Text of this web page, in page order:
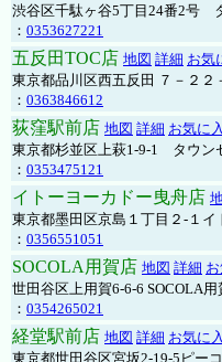
渋谷区千駄ヶ谷5丁目24番2号
： 0353627221
五反田TOC店 地図 詳細 お気
東京都品川区西五反田 ７－２２
： 0363846612
荻窪駅前店 地図 詳細 お気に
東京都杉並区上萩1-9-1 タウン
： 0353475121
イトーヨーカドー曳舟店
東京都墨田区京島１丁目２-１
： 0356551051
SOCOLA用賀店 地図 詳細
世田谷区上用賀6-6-6 SOCOLA用
： 0354265021
経堂駅前店 地図 詳細 お気に
東京都世田谷区宮坂2-19-5ピー